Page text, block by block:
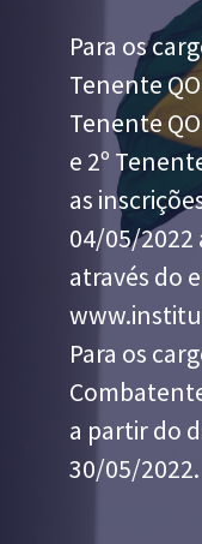
Para os
Tenente
Tenente
e 2º
as
04/05/2022
através do
Para os
a partir do
30/05/2022.